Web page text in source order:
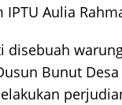
IPTU Aulia
disebuah
Bunut